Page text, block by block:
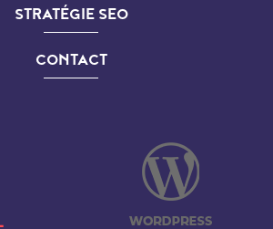
STRATÉGIE SEO
CONTACT